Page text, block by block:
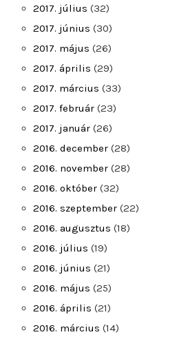
2017. július (32)
2017. június (30)
2017. május (26)
2017. április (29)
2017. március (33)
2017. február (23)
2017. január (26)
2016. december (28)
2016. november (28)
2016. október (32)
2016. szeptember (22)
2016. augusztus (18)
2016. július (19)
2016. június (21)
2016. május (25)
2016. április (21)
2016. március (14)